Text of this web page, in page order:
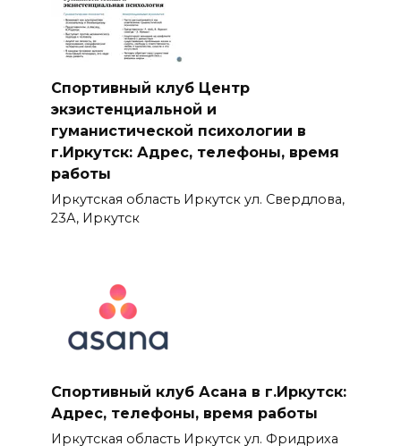
Спортивный клуб Центр
экзистенциальной и
гуманистической психологии в
г.Иркутск: Адрес, телефоны, время
работы
Иркутская область Иркутск ул. Свердлова,
23А, Иркутск
Спортивный клуб Асана в г.Иркутск:
Адрес, телефоны, время работы
Иркутская область Иркутск ул. Фридриха